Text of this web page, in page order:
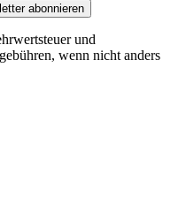
abonnieren
und
wenn nicht anders